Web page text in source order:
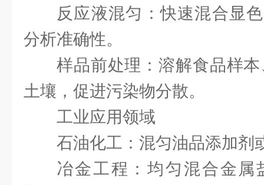
反应液混匀：快速混合显
分析准确性。
样品前处理：溶解食品样
土壤，促进污染物分散。
工业应用领域
石油化工：混匀油品添加剂
冶金工程：均匀混合金属